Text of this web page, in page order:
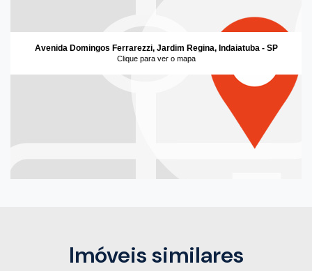
Avenida Domingos Ferrarezzi, Jardim Regina, Indaiatuba - SP
Clique para ver o mapa
Imóveis similares